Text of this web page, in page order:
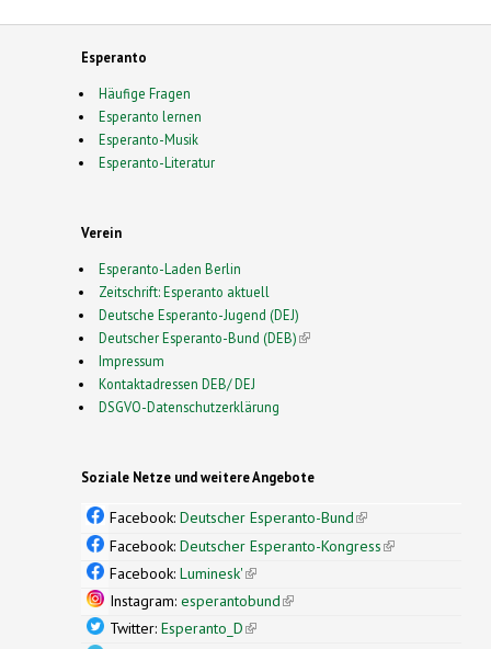
Esperanto
Häufige Fragen
Esperanto lernen
Esperanto-Musik
Esperanto-Literatur
Verein
Esperanto-Laden Berlin
Zeitschrift: Esperanto aktuell
Deutsche Esperanto-Jugend (DEJ)
Deutscher Esperanto-Bund (DEB)(link is external)
Impressum
Kontaktadressen DEB/ DEJ
DSGVO-Datenschutzerklärung
Soziale Netze und weitere Angebote
Facebook: Deutscher Esperanto-Bund(link is
external)
Facebook: Deutscher Esperanto-Kongress(link is
Facebook: Luminesk'(link is external)
Instagram: esperantobund(link is external)
Twitter: Esperanto_D(link is external)